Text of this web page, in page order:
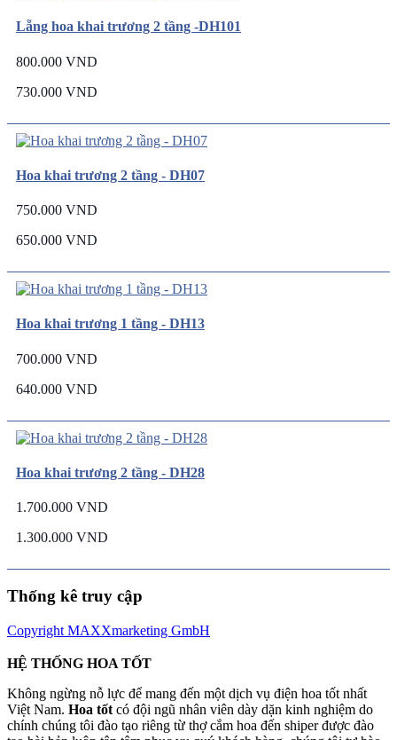
Lẵng hoa khai trương 2 tầng -DH101
800.000 VND
730.000 VND
Hoa khai trương 2 tầng - DH07
750.000 VND
650.000 VND
Hoa khai trương 1 tầng - DH13
700.000 VND
640.000 VND
Hoa khai trương 2 tầng - DH28
1.700.000 VND
1.300.000 VND
Thống kê truy cập
Copyright MAXXmarketing GmbH
HỆ THỐNG HOA TỐT
Không ngừng nỗ lực để mang đến một dịch vụ điện hoa tốt nhất
Việt Nam. Hoa tốt có đội ngũ nhân viên dày dặn kinh nghiệm do
chính chúng tôi đào tạo riêng từ thợ cắm hoa đến shiper được đào